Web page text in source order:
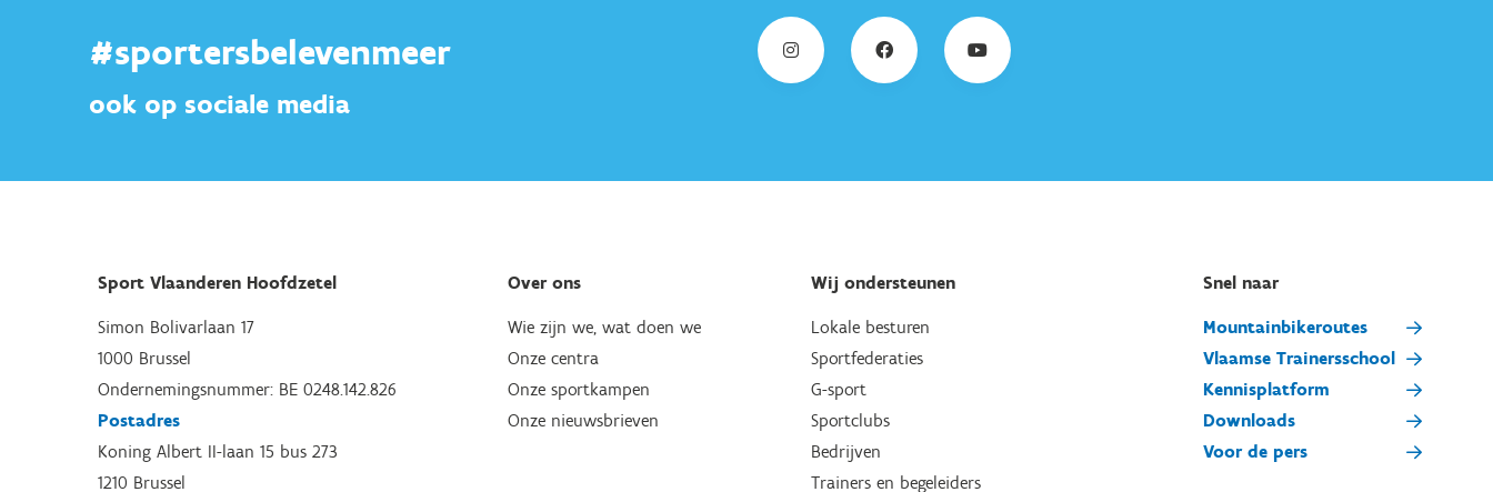
#sportersbelevenmeer
ook op sociale media
Sport Vlaanderen Hoofdzetel
Simon Bolivarlaan 17
1000 Brussel
Ondernemingsnummer: BE 0248.142.826
Postadres
Koning Albert II-laan 15 bus 273
1210 Brussel
Over ons
Wie zijn we, wat doen we
Onze centra
Onze sportkampen
Onze nieuwsbrieven
Wij ondersteunen
Lokale besturen
Sportfederaties
G-sport
Sportclubs
Bedrijven
Trainers en begeleiders
Snel naar
Mountainbikeroutes
Vlaamse Trainersschool
Kennisplatform
Downloads
Voor de pers